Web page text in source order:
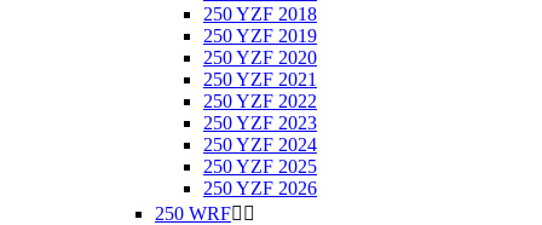
250 YZF 2018
250 YZF 2019
250 YZF 2020
250 YZF 2021
250 YZF 2022
250 YZF 2023
250 YZF 2024
250 YZF 2025
250 YZF 2026
250 WRF 